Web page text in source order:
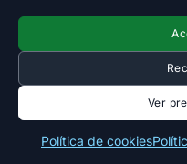
Ver
Política de cookies
Copyright